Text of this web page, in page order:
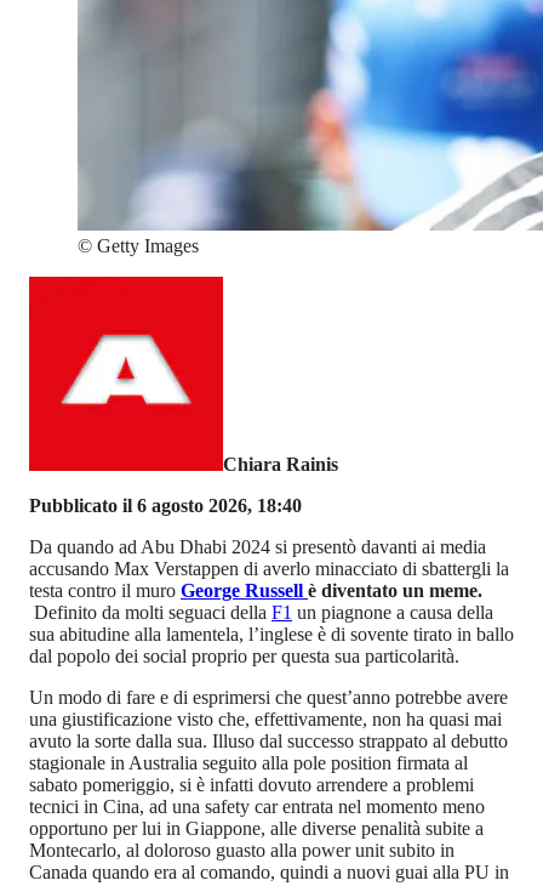
© Getty Images
Chiara Rainis
Pubblicato il 6 agosto 2026, 18:40
Da quando ad Abu Dhabi 2024 si presentò davanti ai media
accusando Max Verstappen di averlo minacciato di sbattergli la
testa contro il muro George Russell è diventato un meme.
Definito da molti seguaci della F1 un piagnone a causa della
sua abitudine alla lamentela, l’inglese è di sovente tirato in ballo
dal popolo dei social proprio per questa sua particolarità.
Un modo di fare e di esprimersi che quest’anno potrebbe avere
una giustificazione visto che, effettivamente, non ha quasi mai
avuto la sorte dalla sua. Illuso dal successo strappato al debutto
stagionale in Australia seguito alla pole position firmata al
sabato pomeriggio, si è infatti dovuto arrendere a problemi
tecnici in Cina, ad una safety car entrata nel momento meno
opportuno per lui in Giappone, alle diverse penalità subite a
Montecarlo, al doloroso guasto alla power unit subito in
Canada quando era al comando, quindi a nuovi guai alla PU in